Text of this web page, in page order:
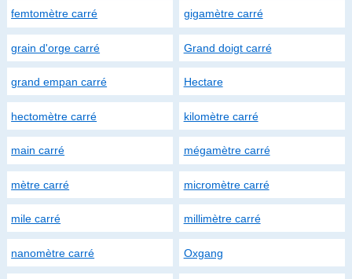
femtomètre carré gigamètre carré
grain d'orge carré Grand doigt carré
grand empan carré Hectare
hectomètre carré kilomètre carré
main carré mégamètre carré
mètre carré micromètre carré
mile carré millimètre carré
nanomètre carré Oxgang